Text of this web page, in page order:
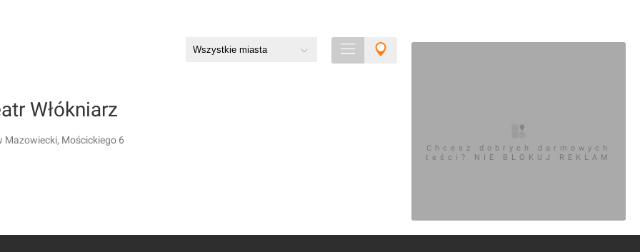
Włókniarz
Mazowiecki, Mościckiego 6
Chcesz dobrych darmowych
teści? NIE BLOKUJ REKLAM